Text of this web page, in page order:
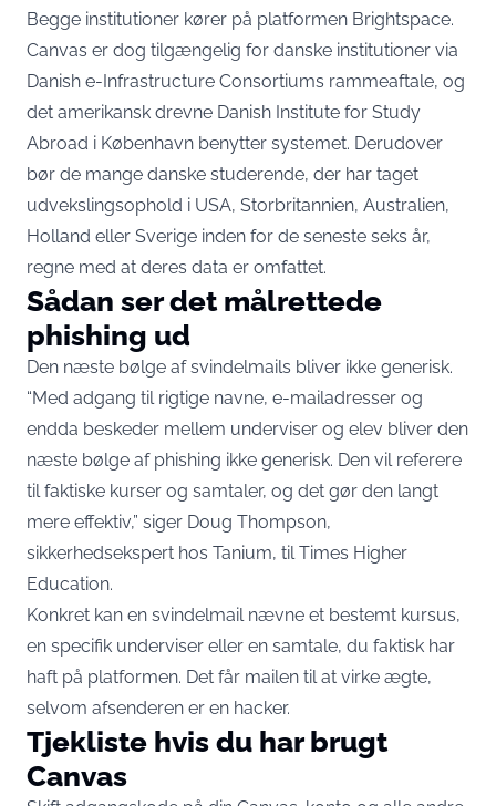
Begge institutioner kører på platformen Brightspace.
Canvas er dog tilgængelig for danske institutioner via
Danish e-Infrastructure Consortiums rammeaftale, og
det amerikansk drevne Danish Institute for Study
Abroad i København benytter systemet. Derudover
bør de mange danske studerende, der har taget
udvekslingsophold i USA, Storbritannien, Australien,
Holland eller Sverige inden for de seneste seks år,
regne med at deres data er omfattet.
Sådan ser det målrettede
phishing ud
Den næste bølge af svindelmails bliver ikke generisk.
“Med adgang til rigtige navne, e-mailadresser og
endda beskeder mellem underviser og elev bliver den
næste bølge af phishing ikke generisk. Den vil referere
til faktiske kurser og samtaler, og det gør den langt
mere effektiv,” siger Doug Thompson,
sikkerhedsekspert hos Tanium, til Times Higher
Education.
Konkret kan en svindelmail nævne et bestemt kursus,
en specifik underviser eller en samtale, du faktisk har
haft på platformen. Det får mailen til at virke ægte,
selvom afsenderen er en hacker.
Tjekliste hvis du har brugt
Canvas